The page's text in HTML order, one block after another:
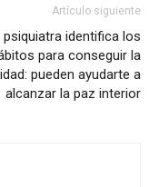
Artículo siguiente
psiquiatra identifica los
para conseguir la
pueden ayudarte a
alcanzar la paz interior